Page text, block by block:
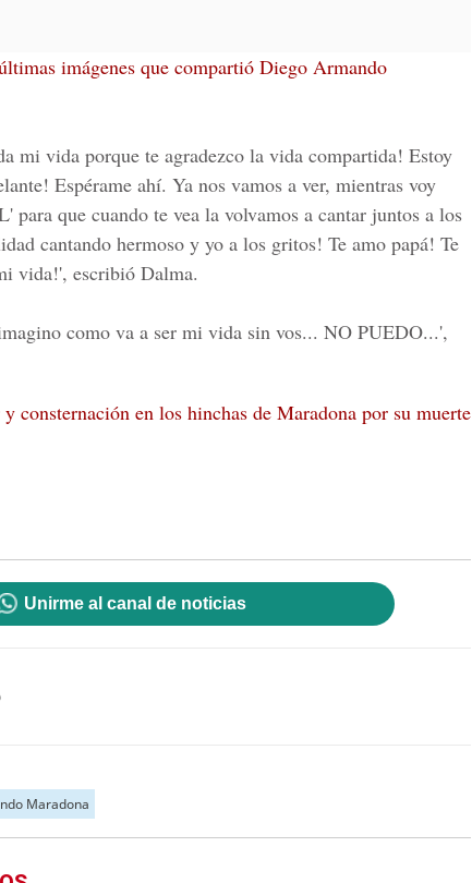
imágenes que compartió Diego Armando
mi vida porque te agradezco la vida compartida! Estoy
Espérame ahí. Ya nos vamos a ver, mientras voy
para que cuando te vea la volvamos a cantar juntos a los
cantando hermoso y yo a los gritos! Te amo papá! Te
vida!', escribió Dalma.
como va a ser mi vida sin vos... NO PUEDO...',
consternación en los hinchas de Maradona por su muerte
Unirme al canal de noticias
Maradona